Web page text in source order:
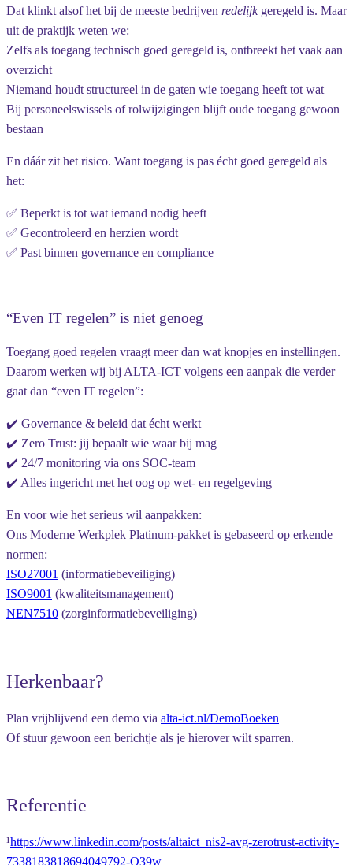
Dat klinkt alsof het bij de meeste bedrijven redelijkgeregeld is. Maar
uit de praktijk weten we:
Zelfs als toegang technisch goed geregeld is, ontbreekt het vaak aan
overzicht
Niemand houdt structureel in de gaten wie toegang heeft tot wat
Bij personeelswissels of rolwijzigingen blijft oude toegang gewoon
bestaan
En dáár zit het risico. Want toegang is pas écht goed geregeld als
het:
✅ Beperkt is tot wat iemand nodig heeft
✅ Gecontroleerd en herzien wordt
✅ Past binnen governance en compliance
“Even IT regelen” is niet genoeg
Toegang goed regelen vraagt meer dan wat knopjes en instellingen.
Daarom werken wij bij ALTA-ICT volgens een aanpak die verder
gaat dan “even IT regelen”:
✔️ Governance & beleid dat écht werkt
✔️ Zero Trust: jij bepaalt wie waar bij mag
✔️ 24/7 monitoring via ons SOC-team
✔️ Alles ingericht met het oog op wet- en regelgeving
En voor wie het serieus wil aanpakken:
Ons Moderne Werkplek Platinum-pakket is gebaseerd op erkende
normen:
ISO27001 (informatiebeveiliging)
ISO9001 (kwaliteitsmanagement)
NEN7510 (zorginformatiebeveiliging)
Herkenbaar?
Plan vrijblijvend een demo via alta-ict.nl/DemoBoeken
Of stuur gewoon een berichtje als je hierover wilt sparren.
Referentie
¹https://www.linkedin.com/posts/altaict_nis2-avg-zerotrust-activity-
7338183818694049792-O39w